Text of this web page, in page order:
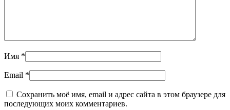
Имя *
Email *
Сохранить моё имя, email и адрес сайта в этом браузере для
последующих моих комментариев.